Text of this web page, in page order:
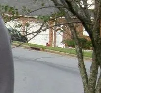
Году По Знаку Зодиака